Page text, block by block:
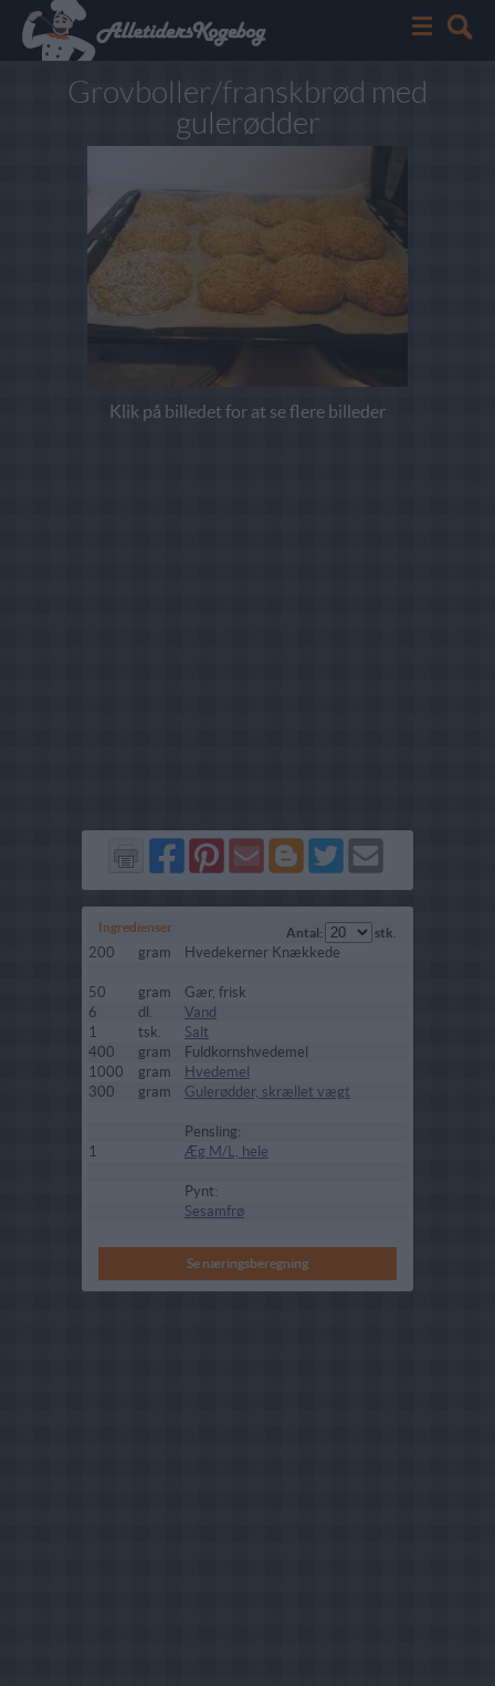
Grovboller/franskbrød med
gulerødder
Klik på billedet for at se flere billeder
Del
på
Facebook
Del
på
Pinterest
Send
via
GMail
Del
på
Blogger
Del
på
Twitter
Send
Ingredienser Antal: stk.
200 gram Hvedekerner Knækkede
50 gram
Gær, frisk
6
dl.
Vand
1
tsk.
Salt
400
gram
Fuldkornshvedemel
1000
gram
Hvedemel
300
gram Gulerødder, skrællet vægt
Pensling:
1
Æg M/L, hele
Pynt:
Sesamfrø
Se næringsberegning